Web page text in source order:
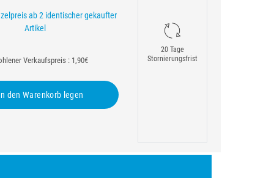
ab 2 identischer gekaufter
Artikel
Verkaufspreis : 1,90€
den Warenkorb legen
20 Tage
Stornierungsfrist